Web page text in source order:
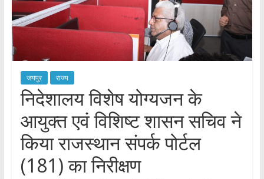
जयपुर राज्य
निदेशालय विशेष योग्यजन के
आयुक्त एवं विशिष्ट शासन सचिव ने
किया राजस्थान संपर्क पोर्टल
(181) का निरीक्षण